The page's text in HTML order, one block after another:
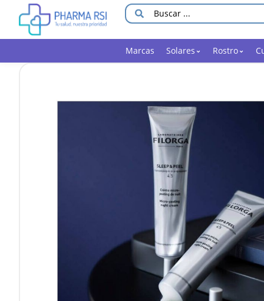
Marcas Solares Rostro